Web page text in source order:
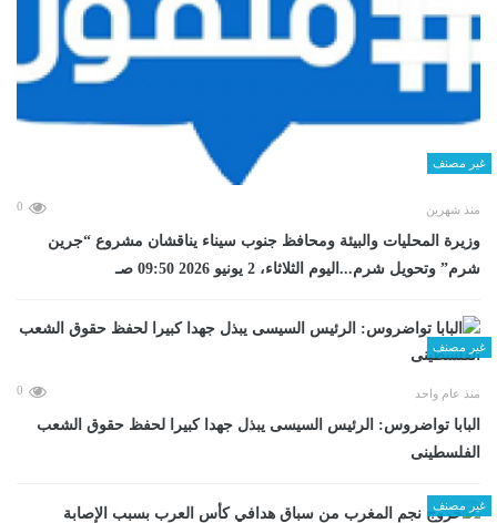
غير مصنف
منذ شهرين 0
وزيرة المحليات والبيئة ومحافظ جنوب سيناء يناقشان مشروع “جرين
شرم” وتحويل شرم...اليوم الثلاثاء، 2 يونيو 2026 09:50 صـ
غير مصنف
منذ عام واحد 0
البابا تواضروس: الرئيس السيسى يبذل جهدا كبيرا لحفظ حقوق الشعب
الفلسطينى
غير مصنف